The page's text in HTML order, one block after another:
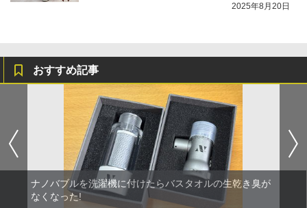
2025年8月20日
おすすめ記事
ナノバブルを洗濯機に付けたらバスタオルの生乾き臭が
なくなった!